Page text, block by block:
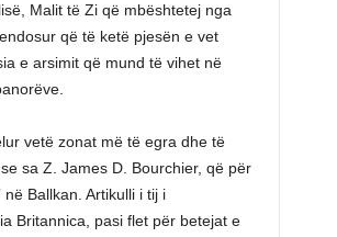
Malit të Zi që mbështetej nga
që të ketë pjesën e vet
e arsimit që mund të vihet në
vetë zonat më të egra dhe të
sa Z. James D. Bourchier, që për
Ballkan. Artikulli i tij i
Britannica, pasi flet për betejat e